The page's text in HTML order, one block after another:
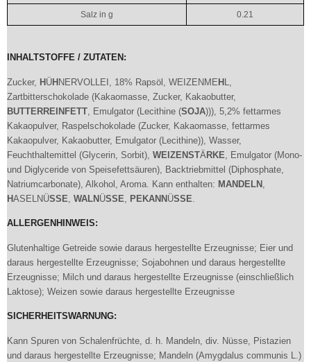
Salz in g 0.21
INHALTSTOFFE / ZUTATEN:
Zucker, H ÜH NERVOLLEI, 18% Rapsöl, WEIZENME H L,
Zartbitterschokolade (Kakaomasse, Zucker, Kakaobutter,
BUTTERREINFETT, Emulgator (Lecithine (SOJA))), 5,2% fettarmes
Kakaopulver, Raspelschokolade (Zucker, Kakaomasse, fettarmes
Kakaopulver, Kakaobutter, Emulgator (Lecithine)), Wasser,
Feuchthaltemittel (Glycerin, Sorbit), WEIZENSTÄRKE, Emulgator (Mono-
und Diglyceride von Speisefettsäuren), Backtriebmittel (Diphosphate,
Natriumcarbonate), Alkohol, Aroma. Kann enthalten: MANDELN ,
HASELNÜSSE, WALN ÜSSE, PEKANN ÜSSE.
ALLERGENHINWEIS:
Glutenhaltige Getreide sowie daraus hergestellte Erzeugnisse; Eier und
daraus hergestellte Erzeugnisse; Sojabohnen und daraus hergestellte
Erzeugnisse; Milch und daraus hergestellte Erzeugnisse (einschließlich
Laktose); Weizen sowie daraus hergestellte Erzeugnisse
SICHERHEITSWARNUNG:
Kann Spuren von Schalenfrüchte, d. h. Mandeln, div. Nüsse, Pistazien
und daraus hergestellte Erzeugnisse; Mandeln (Amygdalus communis L.)